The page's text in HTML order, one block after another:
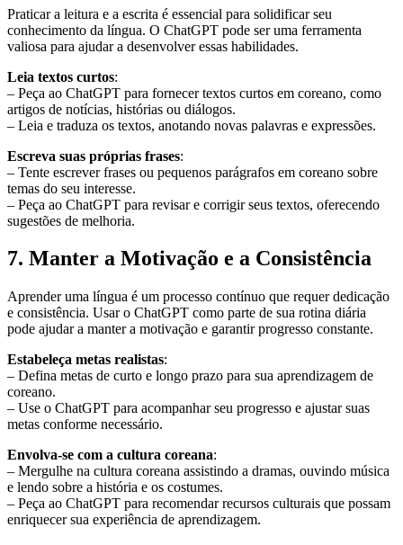
Praticar a leitura e a escrita é essencial para solidificar seu
conhecimento da língua. O ChatGPT pode ser uma ferramenta
valiosa para ajudar a desenvolver essas habilidades.
Leia textos curtos:
– Peça ao ChatGPT para fornecer textos curtos em coreano, como
artigos de notícias, histórias ou diálogos.
– Leia e traduza os textos, anotando novas palavras e expressões.
Escreva suas próprias frases:
– Tente escrever frases ou pequenos parágrafos em coreano sobre
temas do seu interesse.
– Peça ao ChatGPT para revisar e corrigir seus textos, oferecendo
sugestões de melhoria.
7. Manter a Motivação e a Consistência
Aprender uma língua é um processo contínuo que requer dedicação
e consistência. Usar o ChatGPT como parte de sua rotina diária
pode ajudar a manter a motivação e garantir progresso constante.
Estabeleça metas realistas:
– Defina metas de curto e longo prazo para sua aprendizagem de
coreano.
– Use o ChatGPT para acompanhar seu progresso e ajustar suas
metas conforme necessário.
Envolva-se com a cultura coreana:
– Mergulhe na cultura coreana assistindo a dramas, ouvindo música
e lendo sobre a história e os costumes.
– Peça ao ChatGPT para recomendar recursos culturais que possam
enriquecer sua experiência de aprendizagem.